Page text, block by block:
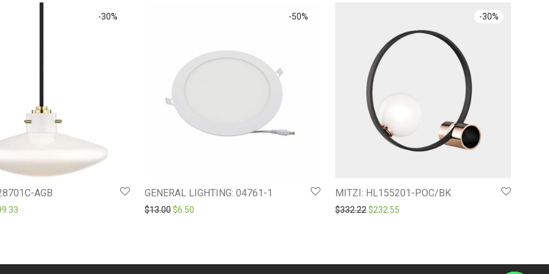
-30%
AGB
price was: $284.76.
-50%
GENERAL LIGHTING: 04761-1
$13.00Original price was: $13.00.
$6.50
-30%
MITZI: HL155201-POC/BK
$332.22Original price was: $332.22.
$232.55